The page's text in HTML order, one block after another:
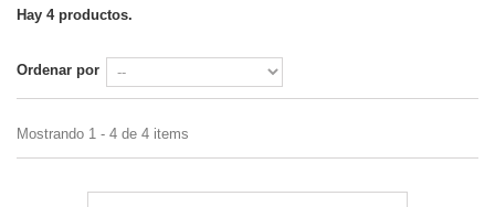
Hay 4 productos.
Ordenar por
Mostrando 1 - 4 de 4 items